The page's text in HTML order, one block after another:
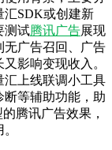
汇SDK或创建新
测试腾讯广告展现
无广告召回、广告
影响变现收入。
汇上线联调小工具
断等辅助功能，助
腾讯广告效果，